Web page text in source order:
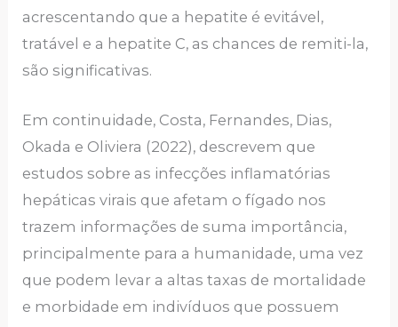
acrescentando que a hepatite é evitável,
tratável e a hepatite C, as chances de remiti-la,
são significativas.
Em continuidade, Costa, Fernandes, Dias,
Okada e Oliviera (2022), descrevem que
estudos sobre as infecções inflamatórias
hepáticas virais que afetam o fígado nos
trazem informações de suma importância,
principalmente para a humanidade, uma vez
que podem levar a altas taxas de mortalidade
e morbidade em indivíduos que possuem